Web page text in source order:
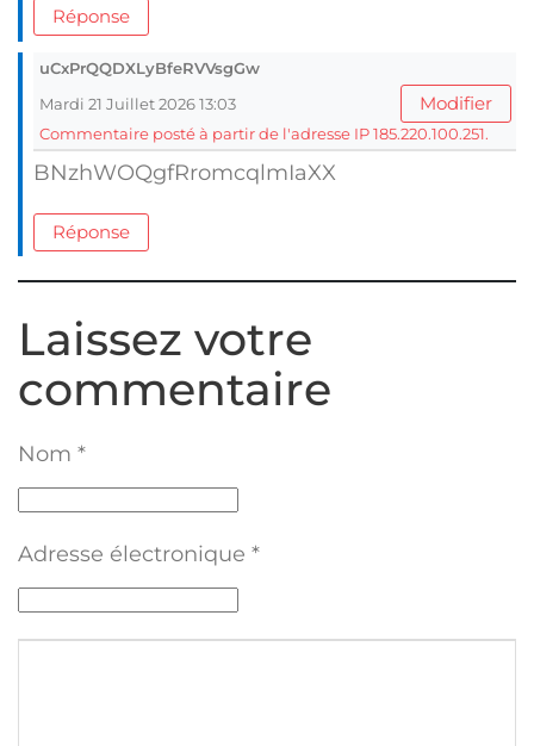
Réponse
uCxPrQQDXLyBfeRVVsgGw
Mardi 21 Juillet 2026 13:03
Modifier
Commentaire posté à partir de l'adresse IP 185.220.100.251.
BNzhWOQgfRromcqlmIaXX
Réponse
Laissez votre
commentaire
Nom *
Adresse électronique *